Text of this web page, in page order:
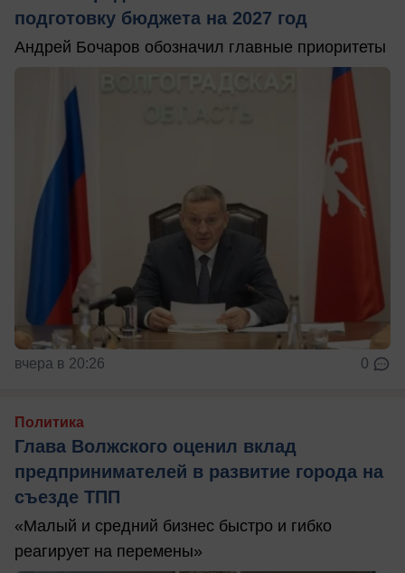
подготовку бюджета на 2027 год
Андрей Бочаров обозначил главные приоритеты
вчера в 20:26 0
Политика
Глава Волжского оценил вклад
предпринимателей в развитие города на
съезде ТПП
«Малый и средний бизнес быстро и гибко
реагирует на перемены»